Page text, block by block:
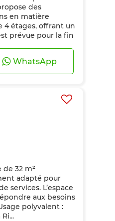
des
en matière
4 étages, offrant un
prévue pour la fin
WhatsApp
de 32 m²
adapté pour
services. L’espace
aux besoins
polyvalent :